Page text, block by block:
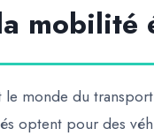
mobilité
monde du
optent pourdes